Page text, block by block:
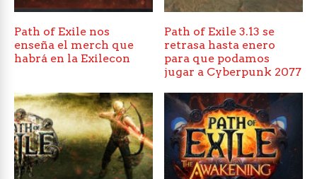
Path of Exile nos
enseña el merch que
habrá en la Exilecon
Path of Exile 3.13 se
retrasa hasta enero
para que podamos
jugar a Cyberpunk 2077